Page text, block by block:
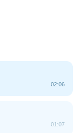
02:06
01:07